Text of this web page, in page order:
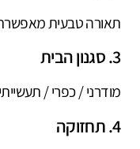
תאורה טבעית
3. סגנון הבית
מודרני / כפרי / תעשייתי
4. תחזוקה